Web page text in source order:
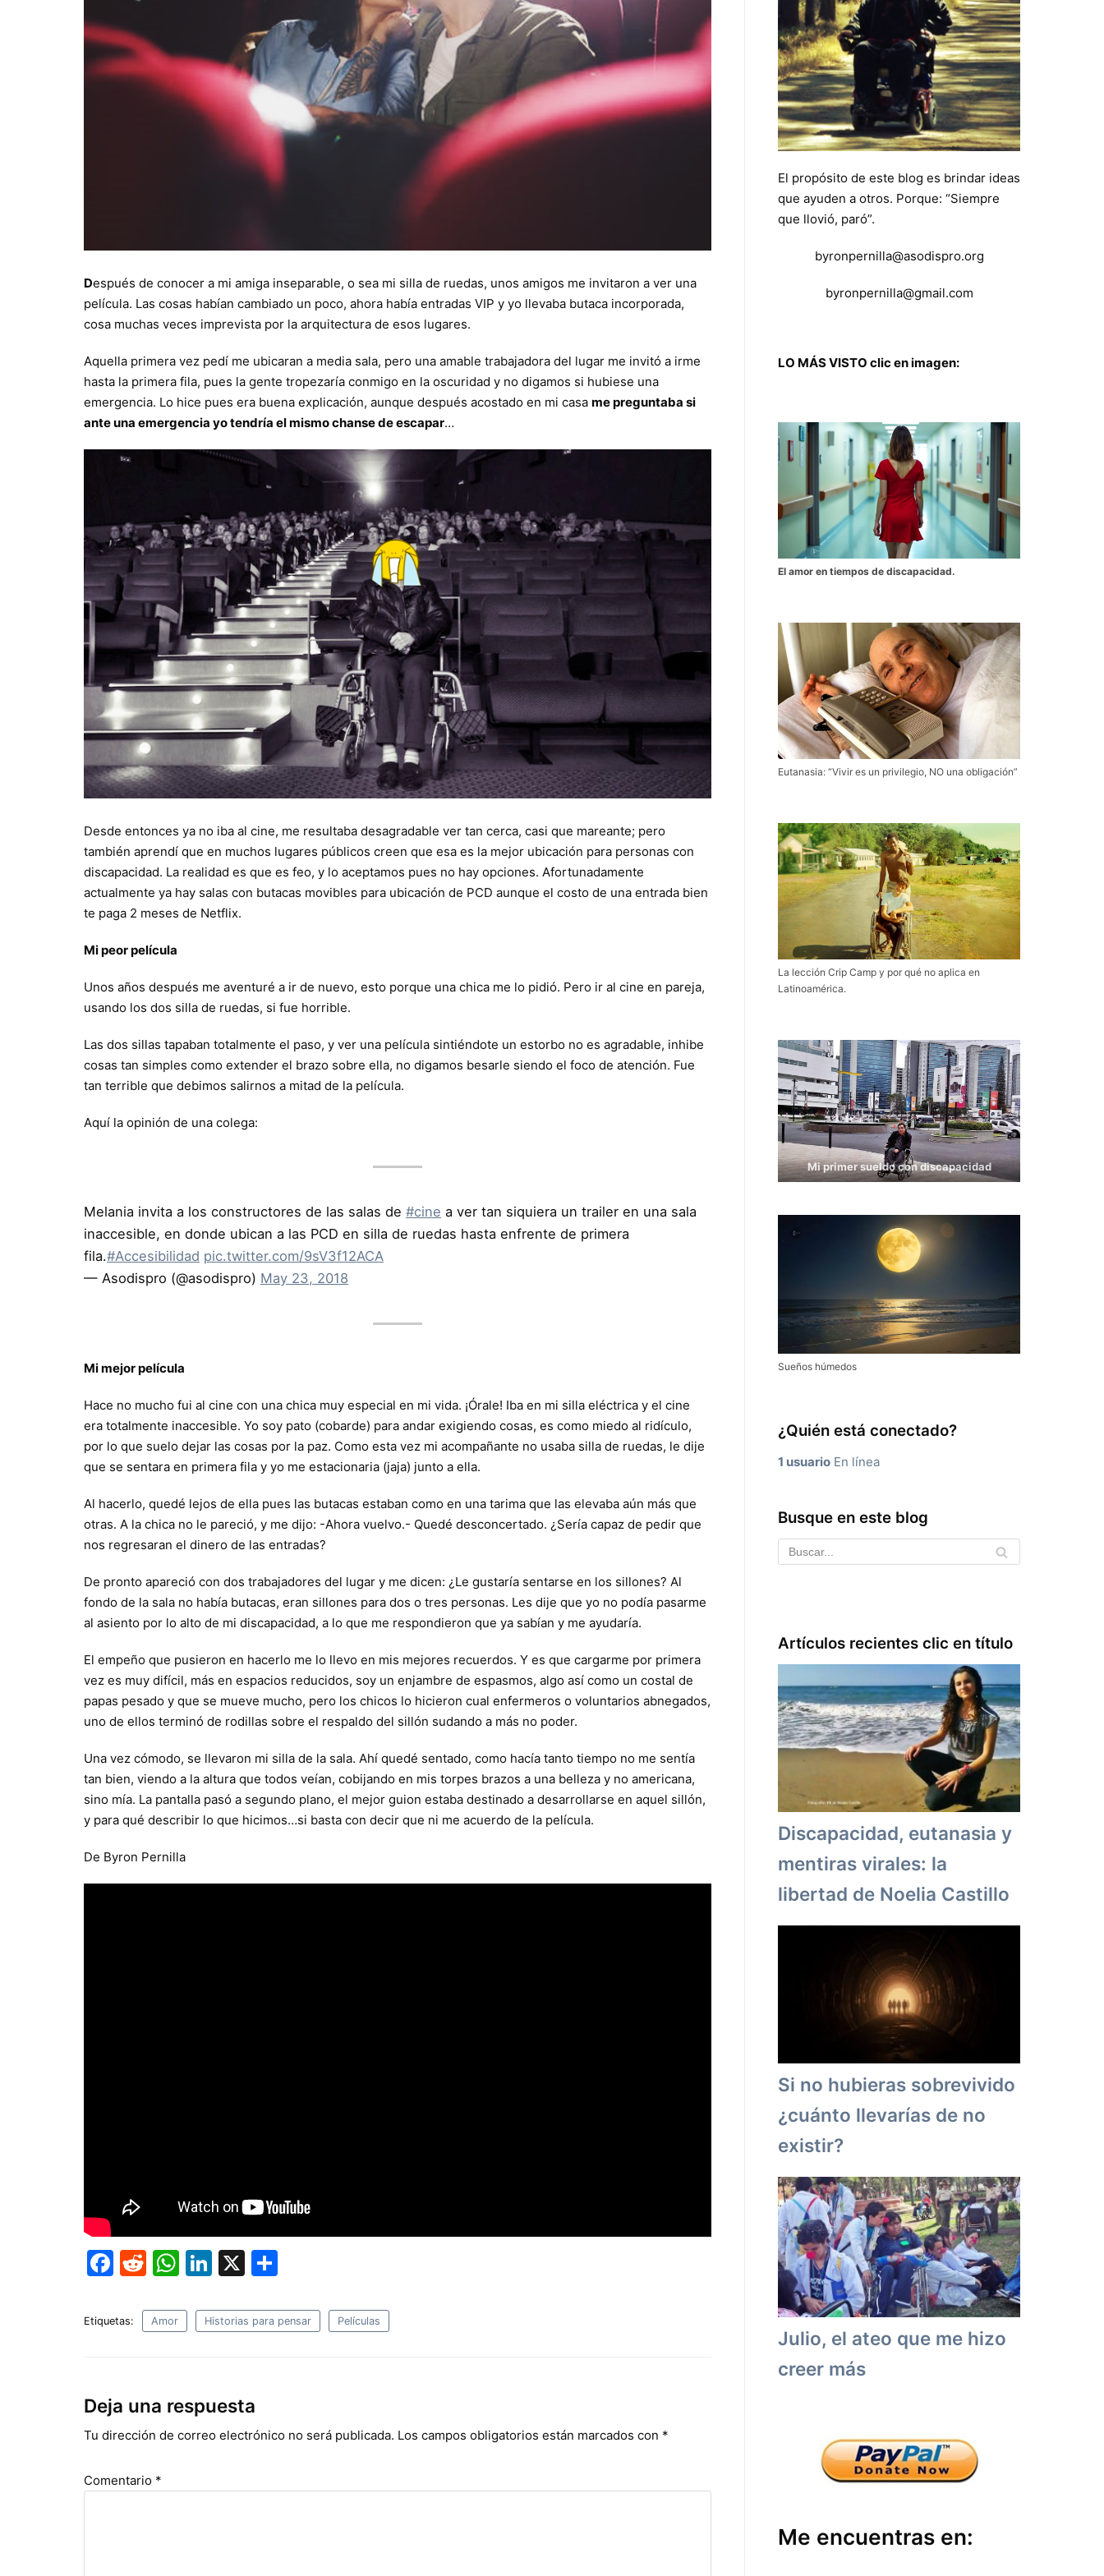
Después de conocer a mi amiga inseparable, o sea mi silla de ruedas, unos amigos me invitaron a ver una
película. Las cosas habían cambiado un poco, ahora había entradas VIP y yo llevaba butaca incorporada,
cosa muchas veces imprevista por la arquitectura de esos lugares.
Aquella primera vez pedí me ubicaran a media sala, pero una amable trabajadora del lugar me invitó a irme
hasta la primera fila, pues la gente tropezaría conmigo en la oscuridad y no digamos si hubiese una
emergencia. Lo hice pues era buena explicación, aunque después acostado en mi casa me preguntaba si
ante una emergencia yo tendría el mismo chanse de escapar…
Desde entonces ya no iba al cine, me resultaba desagradable ver tan cerca, casi que mareante; pero
también aprendí que en muchos lugares públicos creen que esa es la mejor ubicación para personas con
discapacidad. La realidad es que es feo, y lo aceptamos pues no hay opciones. Afortunadamente
actualmente ya hay salas con butacas movibles para ubicación de PCD aunque el costo de una entrada bien
te paga 2 meses de Netflix.
Mi peor película
Unos años después me aventuré a ir de nuevo, esto porque una chica me lo pidió. Pero ir al cine en pareja,
usando los dos silla de ruedas, si fue horrible.
Las dos sillas tapaban totalmente el paso, y ver una película sintiéndote un estorbo no es agradable, inhibe
cosas tan simples como extender el brazo sobre ella, no digamos besarle siendo el foco de atención. Fue
tan terrible que debimos salirnos a mitad de la película.
Aquí la opinión de una colega:
Melania invita a los constructores de las salas de #cine a ver tan siquiera un trailer en una sala
inaccesible, en donde ubican a las PCD en silla de ruedas hasta enfrente de primera
fila.#Accesibilidad pic.twitter.com/9sV3f12ACA
— Asodispro (@asodispro) May 23, 2018
Mi mejor película
Hace no mucho fui al cine con una chica muy especial en mi vida. ¡Órale! Iba en mi silla eléctrica y el cine
era totalmente inaccesible. Yo soy pato (cobarde) para andar exigiendo cosas, es como miedo al ridículo,
por lo que suelo dejar las cosas por la paz. Como esta vez mi acompañante no usaba silla de ruedas, le dije
que se sentara en primera fila y yo me estacionaria (jaja) junto a ella.
Al hacerlo, quedé lejos de ella pues las butacas estaban como en una tarima que las elevaba aún más que
otras. A la chica no le pareció, y me dijo: -Ahora vuelvo.- Quedé desconcertado. ¿Sería capaz de pedir que
nos regresaran el dinero de las entradas?
De pronto apareció con dos trabajadores del lugar y me dicen: ¿Le gustaría sentarse en los sillones? Al
fondo de la sala no había butacas, eran sillones para dos o tres personas. Les dije que yo no podía pasarme
al asiento por lo alto de mi discapacidad, a lo que me respondieron que ya sabían y me ayudaría.
El empeño que pusieron en hacerlo me lo llevo en mis mejores recuerdos. Y es que cargarme por primera
vez es muy difícil, más en espacios reducidos, soy un enjambre de espasmos, algo así como un costal de
papas pesado y que se mueve mucho, pero los chicos lo hicieron cual enfermeros o voluntarios abnegados,
uno de ellos terminó de rodillas sobre el respaldo del sillón sudando a más no poder.
Una vez cómodo, se llevaron mi silla de la sala. Ahí quedé sentado, como hacía tanto tiempo no me sentía
tan bien, viendo a la altura que todos veían, cobijando en mis torpes brazos a una belleza y no americana,
sino mía. La pantalla pasó a segundo plano, el mejor guion estaba destinado a desarrollarse en aquel sillón,
y para qué describir lo que hicimos…si basta con decir que ni me acuerdo de la película.
De Byron Pernilla
F
c
o
o
k
R
d
di
W
at
s
p
p
Li
k
e
n
X
m
p
Etiquetas: Amor Historias para pensar Películas
Deja una respuesta
Tu dirección de correo electrónico no será publicada. Los campos obligatorios están marcados con *
Comentario *
El propósito de este blog es brindar ideas
que ayuden a otros. Porque: “Siempre
que llovió, paró”.
byronpernilla@asodispro.org
byronpernilla@gmail.com
LO MÁS VISTO clic en imagen:
El amor en tiempos de discapacidad.
Eutanasia: “Vivir es un privilegio, NO una obligación”
La lección Crip Camp y por qué no aplica en
Latinoamérica.
Mi primer sueldo con discapacidad
Sueños húmedos
¿Quién está conectado?
1 usuario En línea
Busque en este blog
Artículos recientes clic en título
Discapacidad, eutanasia y
mentiras virales: la
libertad de Noelia Castillo
Si no hubieras sobrevivido
¿cuánto llevarías de no
existir?
Julio, el ateo que me hizo
creer más
Me encuentras en: